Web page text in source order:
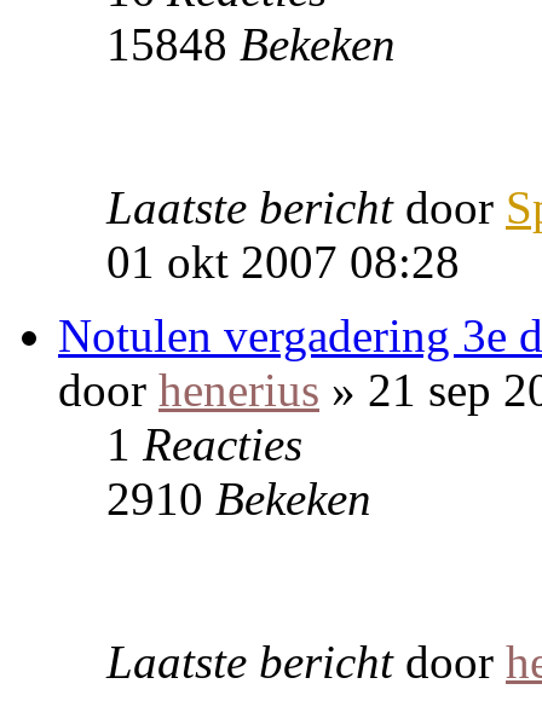
15848 Bekeken
Laatste bericht door
01 okt 2007 08:28
Notulen vergadering 3e
door henerius » 21 sep
1 Reacties
2910 Bekeken
Laatste bericht door